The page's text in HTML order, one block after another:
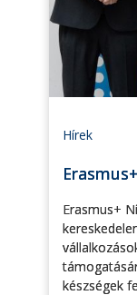
Hírek
Erasmus+
készségek